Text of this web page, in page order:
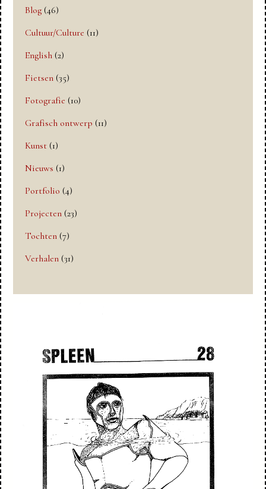
Blog (46)
Cultuur/Culture (11)
English (2)
Fietsen (35)
Fotografie (10)
Grafisch ontwerp (11)
Kunst (1)
Nieuws (1)
Portfolio (4)
Projecten (23)
Tochten (7)
Verhalen (31)